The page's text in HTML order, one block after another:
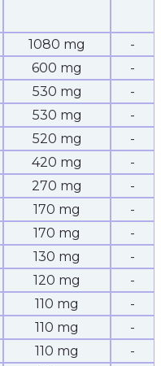
1080 mg
-
600 mg
-
530 mg
-
530 mg
-
520 mg
-
420 mg
-
270 mg
-
170 mg
-
170 mg
-
130 mg
-
120 mg
-
110 mg
-
110 mg
-
110 mg
-